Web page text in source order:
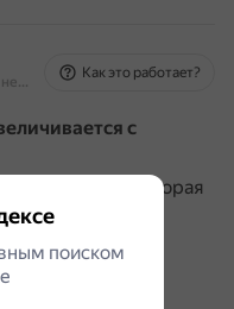
На основе источников, возможны неточности
Как это работает?
с
тяжести, которая
(ускорение
его набирать
может
поиском